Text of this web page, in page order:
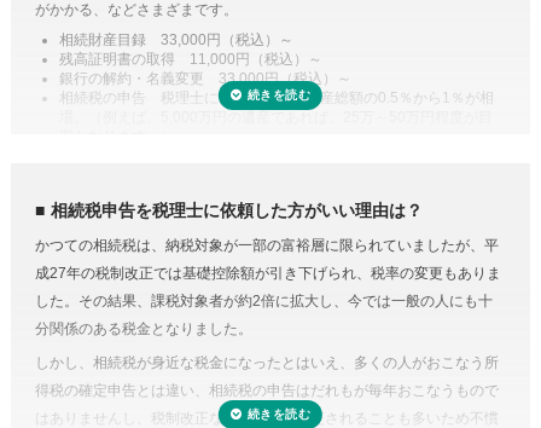
例えば、配偶者が取得した正味の遺産額は、1億6,000万円と配偶者の法
定相続分相当額を比較してどちらか大きい金額までは相続税がかからな
相続税の申告や準確定申告
相続税には申告書の他、総額の計算書、生命保険・財産・債務の明細書
など非常に多くの書類作成が必要となります。もちろん、相続人自身で
申告することもできますが、不動産や非上場株式などは財産の評価が難
しく書類作成も煩雑なことから、税理士に依頼するのが一般的です。
準確定申告とは、亡くなった方の所得の確定と納税の手続きを相続人が
代わりにおこなうこと。準確定申告の対象となるのは1月1日から亡くな
った日までの所得ですが、前年分も申告前であれば合わせて手続きをお
がかかる、などさまざまです。
相続財産目録 33,000円（税込）～
残高証明書の取得 11,000円（税込）～
銀行の解約・名義変更 33,000円（税込）～
相続税の申告 税理士により差があり遺産総額の0.5％から1％が相
人生で数回程度の相続税申告をするためだけに、相続税に関する調べも
のや資料集めに相当の時間と労力を費やすことを考えてみると、税金の
プロの税理士に頼むという選択肢がコストに見合うものだと納得がいく
のではないでしょうか。
費用が気になる方は、相続税申告の費用を複数の専門家にまとめて依頼
できる「 相続費用見積ガイド 」をご利用ください。
相続税申告を税理士に依頼した方がいい理由は？
かつての相続税は、納税対象が一部の富裕層に限られていましたが、平
成27年の税制改正では基礎控除額が引き下げられ、税率の変更もありま
した。その結果、課税対象者が約2倍に拡大し、今では一般の人にも十
分関係のある税金となりました。
しかし、相続税が身近な税金になったとはいえ、多くの人がおこなう所
得税の確定申告とは違い、相続税の申告はだれもが毎年おこなうもので
はありませんし、税制改正などで内容が変更されることも多いため不慣